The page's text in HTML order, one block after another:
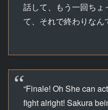
話して、もう一回ちょ
て、それで終わりなん
“Finale! Oh She can
fight alright! Sakura